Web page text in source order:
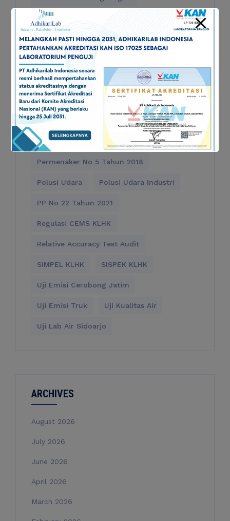
Laboratorium Lingkungan Sidoarjo
Particulate Matter
Pencahayaan di Lingkungan Kerja
Pencemaran Air Pencemaran Udara
pengujian CEMS
Pengujian Kualitas Udara
Permenaker No 5 Tahu 2018
Permenaker No 5 Tahun 2018
Polusi Udara Polusi Udara Industri
PP No 22 Tahun 2021
Regulasi CEMS KLHK
Relative Accuracy Test Audit
SIMPEL KLHK SISPEK KLHK
Uji Emisi Cerobong Jatim
Uji Emisi Truk Uji Kualitas Air
Uji Lab Air Sidoarjo
ARCHIVES
August 2026
July 2026
June 2026
April 2026
March 2026